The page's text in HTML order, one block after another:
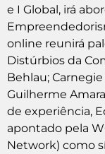
e I Global, irá
online reunirá
Distúrbios da
Behlau;
Guilherme
de experiência,
apontado pela
Network) como